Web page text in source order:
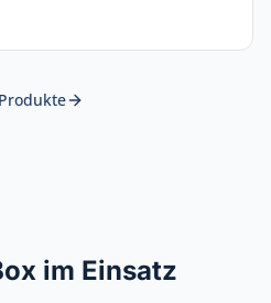
im Einsatz